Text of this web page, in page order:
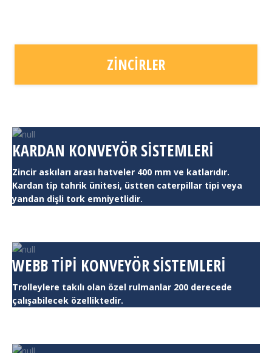
ZİNCİRLER
KARDAN KONVEYÖR SISTEMLERI
Zincir askıları arası hatveler 400 mm ve katlarıdır.
Kardan tip tahrik ünitesi, üstten caterpillar tipi veya
yandan dişli tork emniyetlidir.
WEBB TIPI KONVEYÖR SISTEMLERI
Trolleylere takılı olan özel rulmanlar 200 derecede
çalışabilecek özelliktedir.